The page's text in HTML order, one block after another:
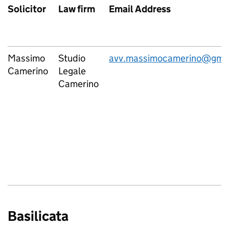
Solicitor Law firm Email Address
Massimo
Camerino
Studio
Legale
Camerino
Basilicata